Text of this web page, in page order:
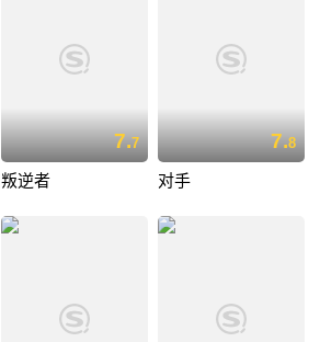
7.7
叛逆者
7.8
对手